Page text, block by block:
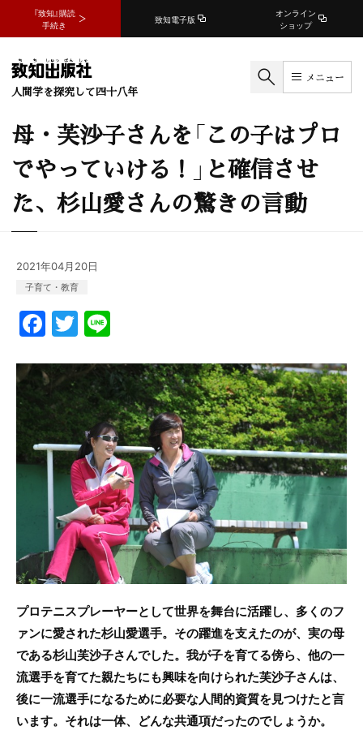
『致知』購読
手続き
致知電子版
オンライン
ショップ
人間学を探究して四十八年
メニュー
母・芙沙子さんを「この子はプロ
でやっていける！」と確信させ
た、杉山愛さんの驚きの言動
2021年04月20日
子育て・教育
F
a
c
e
b
o
o
k
T
w
itt
er
e
プロテニスプレーヤーとして世界を舞台に活躍し、多くのフ
ァンに愛された杉山愛選手。その躍進を支えたのが、実の母
である杉山芙沙子さんでした。我が子を育てる傍ら、他の一
流選手を育てた親たちにも興味を向けられた芙沙子さんは、
後に一流選手になるために必要な人間的資質を見つけたと言
います。それは一体、どんな共通項だったのでしょうか。